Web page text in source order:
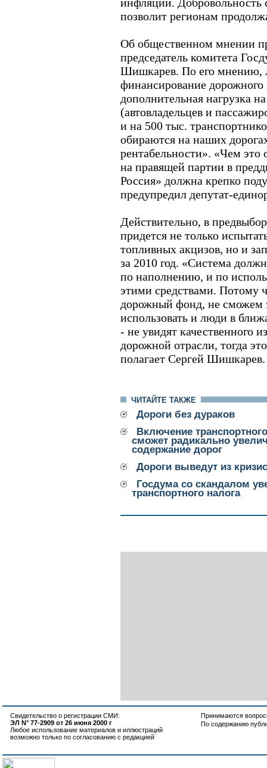
позволит регионам
Об общественном мнении
председатель комитета
Шишкарев. По его мнению,
финансирование дорожного
дополнительная нагрузка
(автовладельцев и
и на 500 тыс.
обираются на наших
рентабельности». «Чем это
на правящей партии в
Россия» должна крепко
предупредил депутат-
Действительно, в
придется не только
топливных акцизов, но и
за 2010 год. «Система
по наполнению, и по
этими средствами. Потому
дорожный фонд, не сможем
использовать и люди в
- не увидят качественного
дорожной отрасли, тогда
полагает Сергей Шишкарев.
ЧИТАЙТЕ ТАКЖЕ
Дороги без дураков
Включение
сможет радикально
содержание дорог
Дороги выведут из
Госдума со скандалом
транспортного налога
Свидетельство о регистрации СМИ:
ЭЛ N° 77-2909 от 26 июня 2000 г
Любое использование материалов и иллюстраций
возможно только по согласованию с редакцией
Принимаются
По содержанию